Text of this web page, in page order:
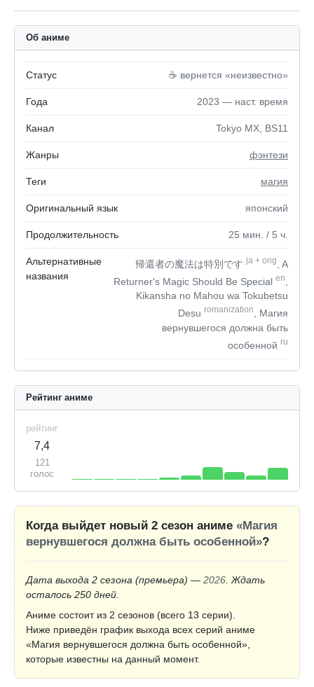
Об аниме
Статус ☕️ вернется «неизвестно»
Года 2023 — наст. время
Канал Tokyo MX, BS11
Жанры фэнтези
Теги магия
Оригинальный язык японский
Продолжительность 25 мин. / 5 ч.
Альтернативные
названия
帰還者の魔法は特別ですja + orig
, A
Returner's Magic Should Be Special en
Kikansha no Mahou wa Tokubetsu
Desu romanization
, Магия
вернувшегося должна быть
особенной ru
Рейтинг аниме
рейтинг
7,4
121
голос
Когда выйдет новый 2 сезон аниме «Магия
вернувшегося должна быть особенной»?
Дата выхода 2 сезона (премьера) — 2026 . Ждать
осталось 250 дней
Аниме состоит из 2 сезонов (всего 13 серии).
Ниже приведён график выхода всех серий аниме
«Магия вернувшегося должна быть особенной»,
которые известны на данный момент.